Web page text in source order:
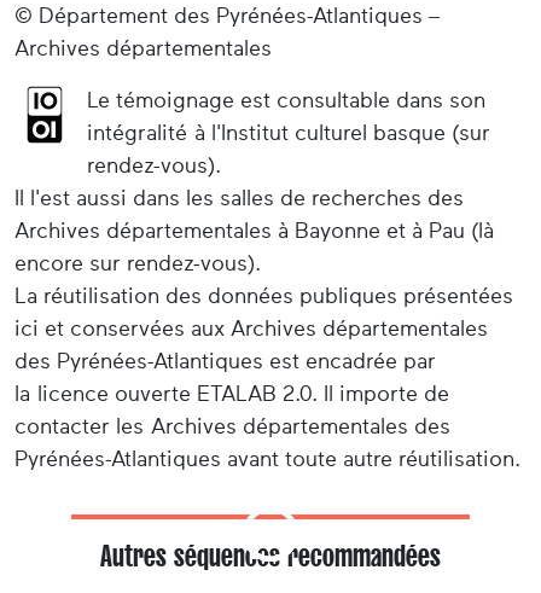
© Département des Pyrénées-Atlantiques –
Archives départementales
Le témoignage est consultable dans son
intégralité à l'Institut culturel basque (sur
rendez-vous).
Il l'est aussi dans les salles de recherches des
Archives départementales à Bayonne et à Pau (là
encore sur rendez-vous).
La réutilisation des données publiques présentées
ici et conservées aux Archives départementales
des Pyrénées-Atlantiques est encadrée par
la licence ouverte ETALAB 2.0. Il importe de
contacter les Archives départementales des
Pyrénées-Atlantiques avant toute autre réutilisation.
Autres séquences recommandées